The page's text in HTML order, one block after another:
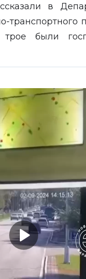
в
транспортного
были